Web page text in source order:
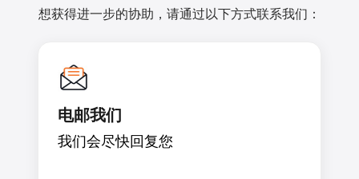
想获得进一步的协助，请通过以下方式联系我们：
电邮我们
我们会尽快回复您